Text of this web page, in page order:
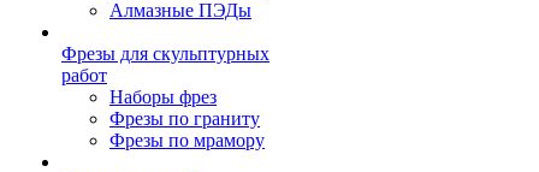
Алмазные ПЭДы
Фрезы для скульптурных
работ
Наборы фрез
Фрезы по граниту
Фрезы по мрамору